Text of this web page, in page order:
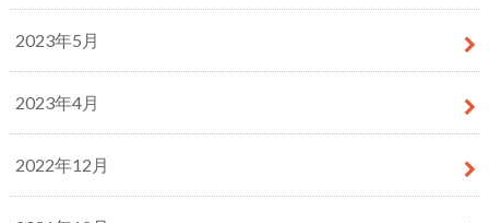
2023年5月
2023年4月
2022年12月